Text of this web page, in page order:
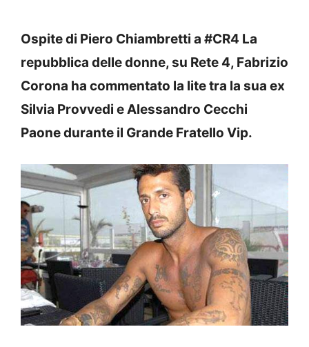
Ospite di Piero Chiambretti a #CR4 La
repubblica delle donne, su Rete 4, Fabrizio
Corona ha commentato la lite tra la sua ex
Silvia Provvedi e Alessandro Cecchi
Paone durante il Grande Fratello Vip.